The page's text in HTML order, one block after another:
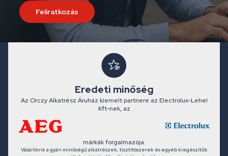
Feliratkozás
Eredeti minőség
Az Orczy Alkatrész Áruház kiemelt partnere az Electrolux-Lehel
Kft-nek, az
márkák forgalmazója.
Vásárlóink a gyári minőségű alkatrészek, tisztítószerek és egyéb kiegészítők